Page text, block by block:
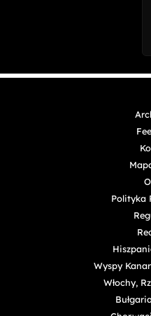
Polityka
Wyspy
Włochy,